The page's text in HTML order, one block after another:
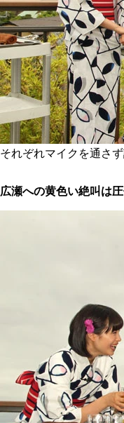
それぞれマイクを通さ
広瀬への黄色い絶叫は